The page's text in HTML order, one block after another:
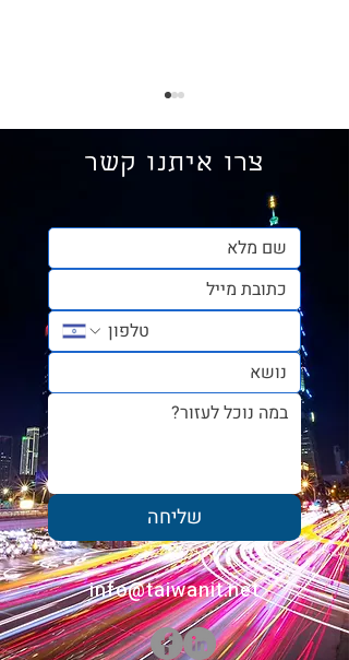
טייוואן מבעד לעיניים
ישראליות - אביגיל אוחנה
צרו איתנו קשר
שליחה
info@taiwanit.net